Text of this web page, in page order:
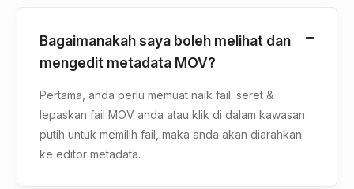
Bagaimanakah saya boleh melihat dan
mengedit metadata MOV?
Pertama, anda perlu memuat naik fail: seret &
lepaskan fail MOV anda atau klik di dalam kawasan
putih untuk memilih fail, maka anda akan diarahkan
ke editor metadata.